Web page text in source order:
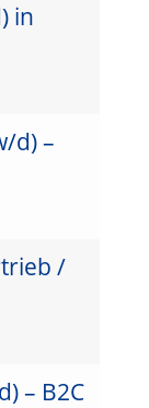
in
d) –
/
– B2C